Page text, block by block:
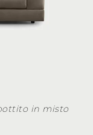
in misto